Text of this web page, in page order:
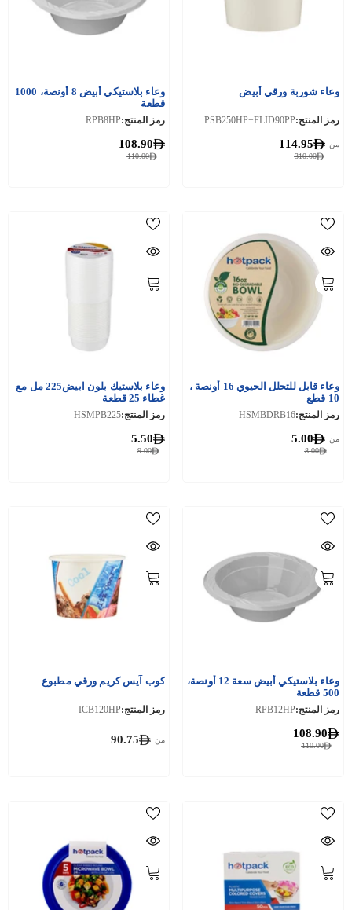
وعاء شوربة ورقي أبيض
رمز المنتج:PSB250HP+FLID90PP
310.00
من 114.95
وعاء بلاستيكي أبيض 8 أونصة، 1000
قطعة
رمز المنتج:RPB8HP
110.00
108.90
وعاء قابل للتحلل الحيوي 16 أونصة ،
10 قطع
رمز المنتج:HSMBDRB16
8.00
من 5.00
وعاء بلاستيك بلون ابيض225 مل مع
غطاء 25 قطعة
رمز المنتج:HSMPB225
9.00
5.50
وعاء بلاستيكي أبيض سعة 12 أونصة،
500 قطعة
رمز المنتج:RPB12HP
110.00
108.90
كوب آيس كريم ورقي مطبوع
رمز المنتج:ICB120HP
من 90.75